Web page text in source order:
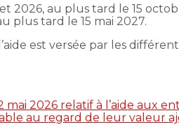
2026, au plus tard le 15
plus tard le 15 mai 2027.
est versée par les
mai 2026 relatif à l’aide aux
au regard de leur valeur